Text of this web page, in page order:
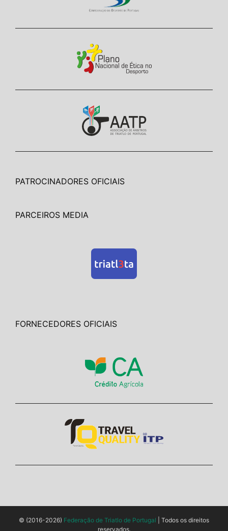
PATROCINADORES OFICIAIS
PARCEIROS MEDIA
FORNECEDORES OFICIAIS
© (2016-2026) Federação de Triatlo de Portugal | Todos os direitos
reservados.